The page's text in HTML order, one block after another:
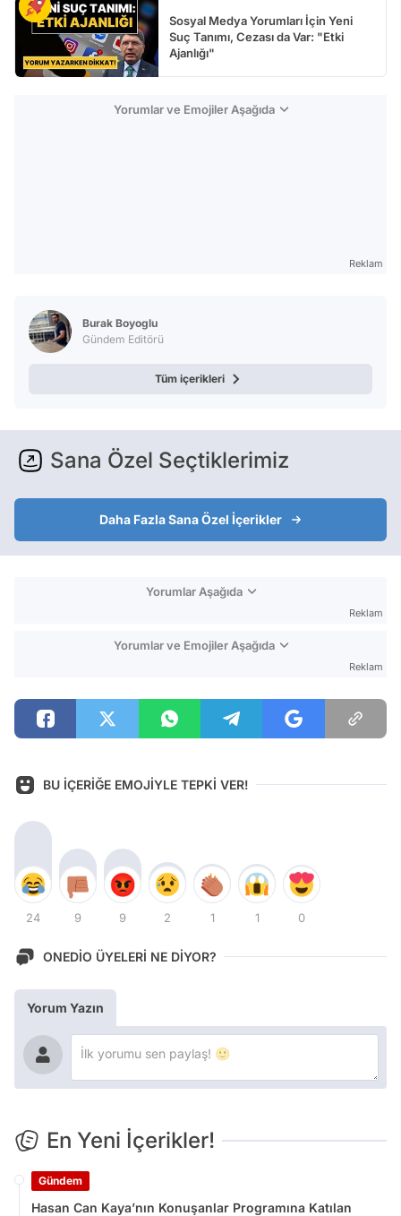
Sosyal Medya Yorumları İçin Yeni
Suç Tanımı, Cezası da Var: "Etki
Ajanlığı"
Yorumlar ve Emojiler Aşağıda
Reklam
Burak Boyoglu
Gündem Editörü
Tüm içerikleri
Sana Özel Seçtiklerimiz
Daha Fazla Sana Özel İçerikler
Yorumlar Aşağıda
Reklam
Yorumlar ve Emojiler Aşağıda
Reklam
BU İÇERİĞE EMOJİYLE TEPKİ VER!
24 9 9 2 1 1 0
ONEDİO ÜYELERİ NE DİYOR?
Yorum Yazın
En Yeni İçerikler!
Gündem
Hasan Can Kaya’nın Konuşanlar Programına Katılan